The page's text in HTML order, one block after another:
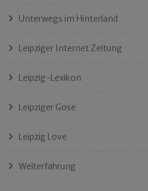
Unterwegs im Hinterland
Leipziger Internet Zeitung
Leipzig-Lexikon
Leipziger Gose
Leipzig Love
Welterfahrung